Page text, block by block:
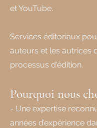
et YouTube.
Services éditoriaux
auteurs et les autrices
processus d'édition.
Pourquoi nous
- Une expertise
années d’expérience